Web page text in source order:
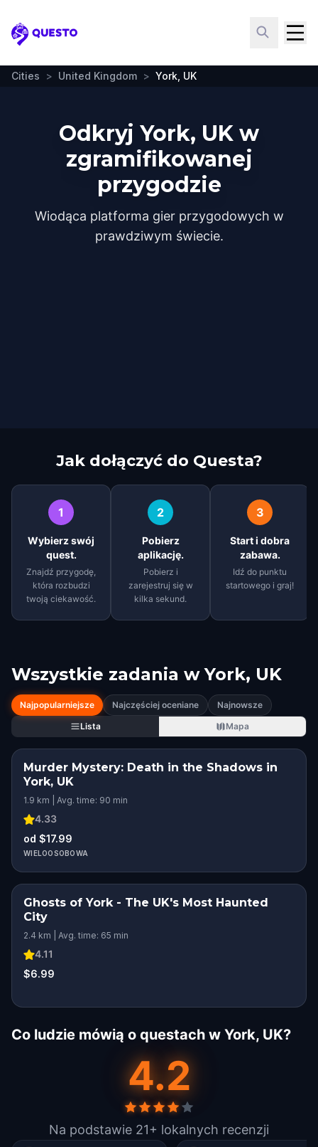
Questo
Cities > United Kingdom > York, UK
Odkryj York, UK w
zgramifikowanej
przygodzie
Wiodąca platforma gier przygodowych w
prawdziwym świecie.
Jak dołączyć do Questa?
1
Wybierz swój
quest.
Znajdź przygodę,
która rozbudzi
twoją ciekawość.
2
Pobierz
aplikację.
Pobierz i
zarejestruj się w
kilka sekund.
3
Start i dobra
zabawa.
Idź do punktu
startowego i graj!
Wszystkie zadania w York, UK
Najpopularniejsze Najczęściej oceniane
Najnowsze
Lista
Mapa
Murder Mystery: Death in the Shadows in
York, UK
1.9 km | Avg. time: 90 min
4.33
od $17.99
WIELOOSOBOWA
Ghosts of York - The UK's Most Haunted
City
2.4 km | Avg. time: 65 min
4.11
$6.99
Co ludzie mówią o questach w York, UK?
4.2
Na podstawie 21+ lokalnych recenzji